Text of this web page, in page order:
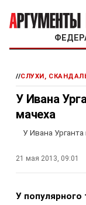
//СЛУХИ,
У Ивана
мачеха
У Ивана
21 мая 2013, 09:01
У